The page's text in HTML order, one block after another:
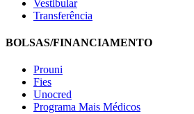
Vestibular
Transferência
BOLSAS/FINANCIAMENTO
Prouni
Fies
Unocred
Programa Mais Médicos